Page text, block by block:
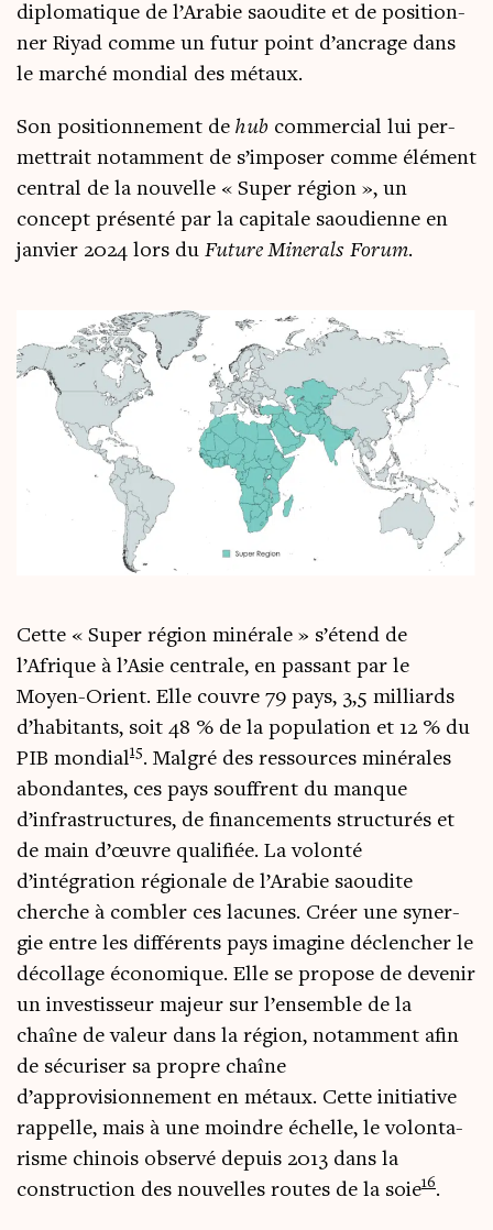
diplo­ma­tique de l’Arabie saou­dite et de posi­tion­
ner Riyad comme un futur point d’ancrage dans
le mar­ché mon­dial des métaux.
Son posi­tion­ne­ment de hub com­mer­cial lui per­
met­trait notam­ment de s’imposer comme élé­ment
cen­tral de la nou­velle « Super région », un
concept pré­sen­té par la capi­tale saou­dienne en
jan­vier 2024 lors du Future Mine­rals Forum.
Cette « Super région miné­rale » s’étend de
l’Afrique à l’Asie cen­trale, en pas­sant par le
Moyen-Orient. Elle couvre 79 pays, 3,5 mil­liards
d’habitants, soit 48 % de la popu­la­tion et 12 % du
PIB mon­dial15. Mal­gré des res­sources miné­rales
abon­dantes, ces pays souffrent du manque
d’infrastructures, de finan­ce­ments struc­tu­rés et
de main d’œuvre qua­li­fiée. La volon­té
d’intégration régio­nale de l’Arabie saou­dite
cherche à com­bler ces lacunes. Créer une syner­
gie entre les dif­fé­rents pays ima­gine déclen­cher le
décol­lage éco­no­mique. Elle se pro­pose de deve­nir
un inves­tis­seur majeur sur l’ensemble de la
chaîne de valeur dans la région, notam­ment afin
de sécu­ri­ser sa propre chaîne
d’approvisionnement en métaux. Cette ini­tia­tive
rap­pelle, mais à une moindre échelle, le volon­ta­
risme chi­nois obser­vé depuis 2013 dans la
construc­tion des nou­velles routes de la soie16.